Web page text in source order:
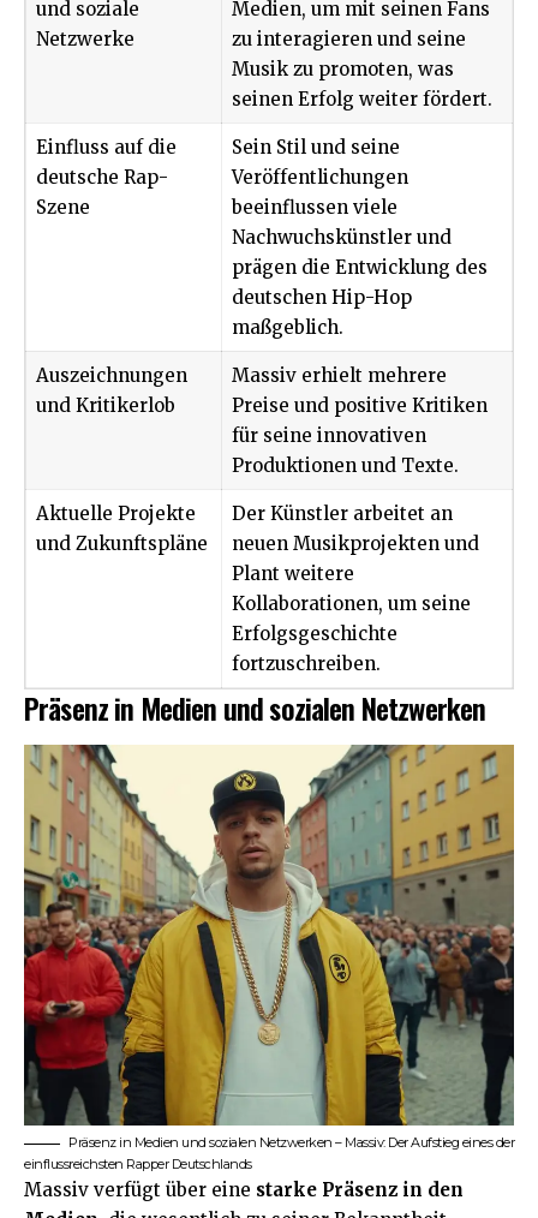
und soziale
Netzwerke
Medien, um mit seinen Fans
zu interagieren und seine
Musik zu promoten, was
seinen Erfolg weiter fördert.
Einfluss auf die
deutsche Rap-
Szene
Sein Stil und seine
Veröffentlichungen
beeinflussen viele
Nachwuchskünstler und
prägen die Entwicklung des
deutschen Hip-Hop
maßgeblich.
Auszeichnungen
und Kritikerlob
Massiv erhielt mehrere
Preise und positive Kritiken
für seine innovativen
Produktionen und Texte.
Aktuelle Projekte
und Zukunftspläne
Der Künstler arbeitet an
neuen Musikprojekten und
Plant weitere
Kollaborationen, um seine
Erfolgsgeschichte
fortzuschreiben.
Präsenz in Medien und sozialen Netzwerken
Präsenz in Medien und sozialen Netzwerken – Massiv: Der Aufstieg eines der
einflussreichsten Rapper Deutschlands
Massiv verfügt über eine starke Präsenz in den